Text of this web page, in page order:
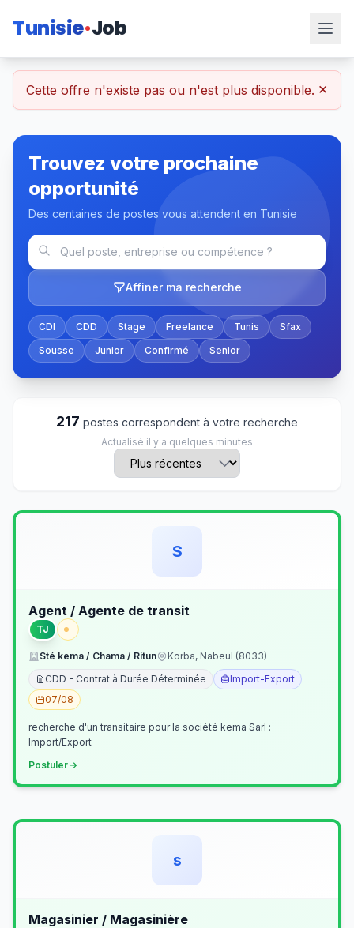
Tunisie Job
Cette offre n'existe pas ou n'est plus disponible. ×
Trouvez votre prochaine
opportunité
Des centaines de postes vous attendent en Tunisie
Affiner ma recherche
CDI CDD Stage Freelance Tunis
Sfax
Sousse
Junior Confirmé Senior
217 postes correspondent à votre recherche
Actualisé il y a quelques minutes
S
Agent / Agente de transit
TJ
Sté kema / Chama / Ritun
Korba, Nabeul (8033)
CDD - Contrat à Durée Déterminée
Import-Export
07/08
recherche d'un transitaire pour la société kema Sarl :
Import/Export
Postuler
s
Magasinier / Magasinière